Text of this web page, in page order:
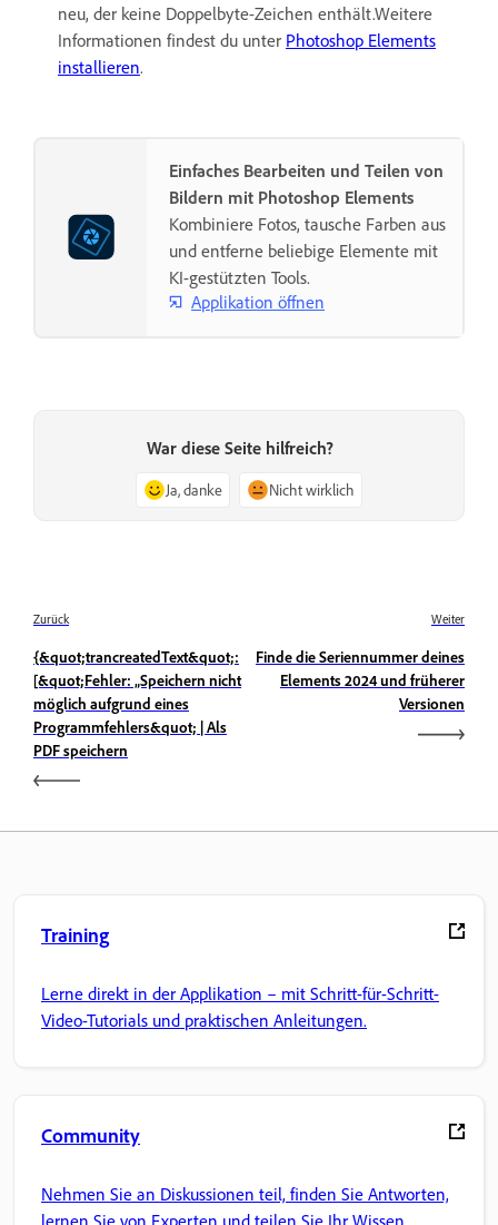
neu, der keine Doppelbyte-Zeichen enthält.Weitere
Informationen findest du unter Photoshop Elements
installieren.
Einfaches Bearbeiten und Teilen von
Bildern mit Photoshop Elements
Kombiniere Fotos, tausche Farben aus
und entferne beliebige Elemente mit
KI-gestützten Tools.
Applikation öffnen
War diese Seite hilfreich?
Ja, danke Nicht wirklich
Zurück
{&quot;trancreatedText&quot;:
[&quot;Fehler: „Speichern nicht
möglich aufgrund eines
Programmfehlers&quot; | Als
PDF speichern
Weiter
Finde die Seriennummer deines
Elements 2024 und früherer
Versionen
Training
Lerne direkt in der Applikation – mit Schritt-für-Schritt-
Video-Tutorials und praktischen Anleitungen.
Community
Nehmen Sie an Diskussionen teil, finden Sie Antworten,
lernen Sie von Experten und teilen Sie Ihr Wissen.